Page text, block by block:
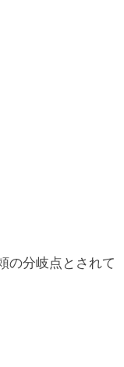
の分岐点とされて